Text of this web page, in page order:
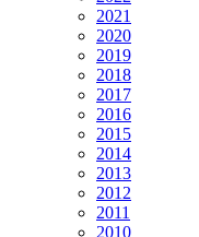
2021
2020
2019
2018
2017
2016
2015
2014
2013
2012
2011
2010